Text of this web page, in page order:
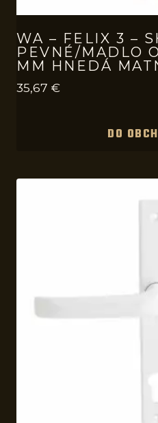
WA – FELIX 3 –
PEVNÉ/MADLO
MM HNEDÁ
35,67 €
DO